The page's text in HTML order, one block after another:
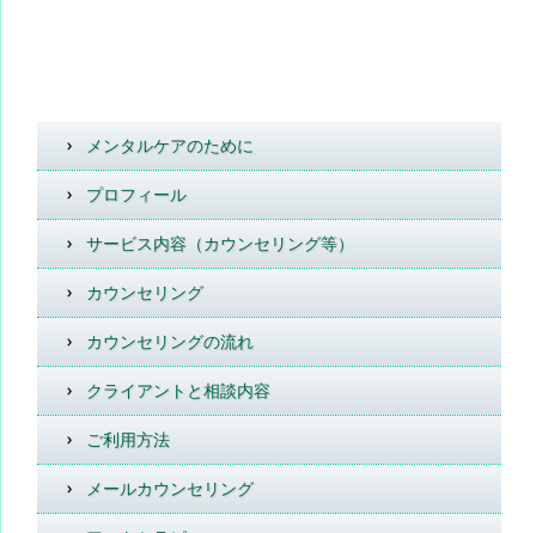
メンタルケアのために
プロフィール
サービス内容（カウンセリング等）
カウンセリング
カウンセリングの流れ
クライアントと相談内容
ご利用方法
メールカウンセリング